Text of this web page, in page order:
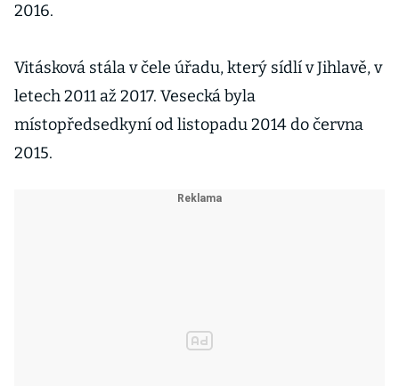
2016.
Vitásková stála v čele úřadu, který sídlí v Jihlavě, v
letech 2011 až 2017. Vesecká byla
místopředsedkyní od listopadu 2014 do června
2015.